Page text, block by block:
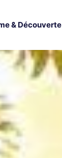
& Découverte